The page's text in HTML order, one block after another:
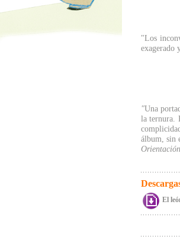
"Los
exagerado
"Una
la ternura.
álbum, sin
El